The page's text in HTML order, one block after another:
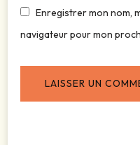
Enregistrer mon nom,
navigateur pour mon